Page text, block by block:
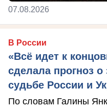
07.08.2026
В России
«Всё идет к
сделала прогноз
судьбе России и
По словам Галины